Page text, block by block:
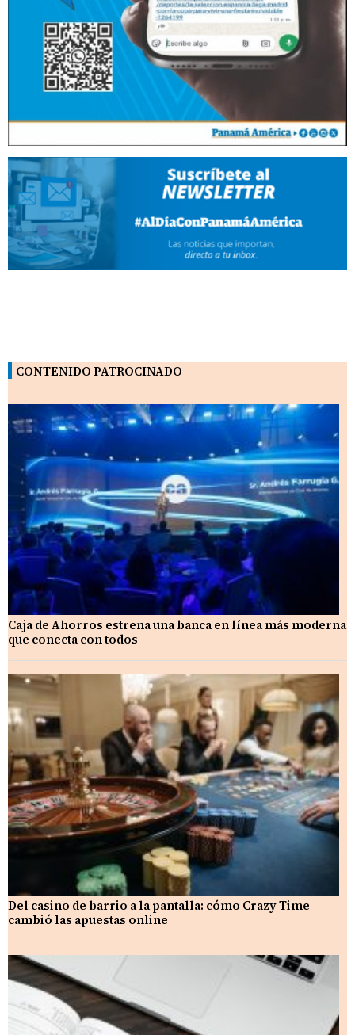
CONTENIDO PATROCINADO
Caja de Ahorros estrena una banca en línea más moderna
que conecta con todos
Del casino de barrio a la pantalla: cómo Crazy Time
cambió las apuestas online